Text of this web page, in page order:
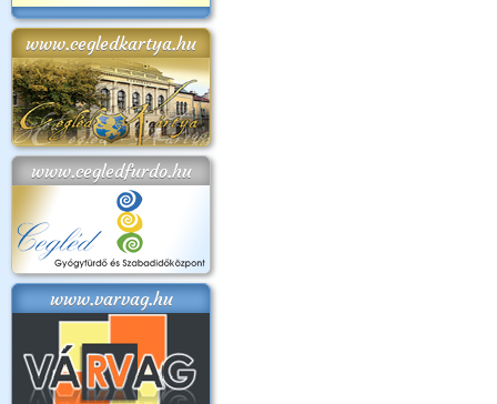
www.cegledkartya.hu
www.cegledfurdo.hu
www.varvag.hu